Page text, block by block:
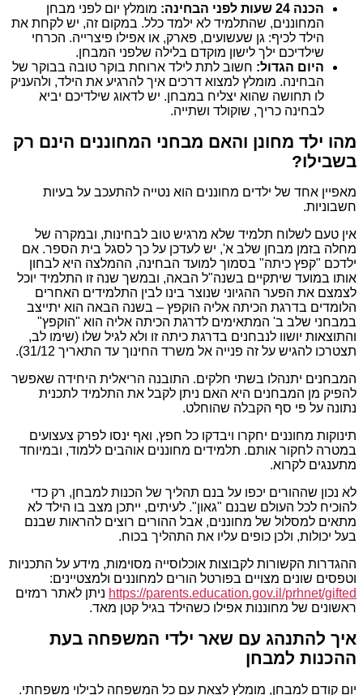
הכנה 24 שעות לפני הבחינה:
מומלץ יום לפני מבחן
המחוננים, שהתלמיד לא ילמד כלל. במקום זה, יש לקחת את
הילד לכיף: גן שעשועים, פארק, או אפילו פיצרייה. הכרחי
שילדיכם ילך לישון מוקדם בלילה שלפני המבחן.
היום הגדול: חשוב לתת לילד ארוחת בוקר טובה בבוקר של
הבחינה. מומלץ למצוא דרכים איך להרגיע את הילד, ולהעניק
לו תחושה שהוא יצליח במבחן. יש לדאוג שילדיכם יביא
לבחינה כריך, שוקולד ושתייה.
מהו ילד מחונן והאם מבחני המחוננים הינם רק
בשבילו?
מאפיין אחד של ילדים מחוננים הוא נטייה להתעכב על בעיות
חשבוניות.
אין טעם לשלוח תלמיד שלא מרגיש טוב לבחינות, ובמקרה של
מחלה בזמן מבחן שלב א', יש לעדכן על כך לסגל בית הספר. אם
ילדכם "קפץ כיתה" בסמוך למועד הבחינה, ההמלצה היא לבחון
אותו במועד שיתקיים בשנה"ל הבאה, ובמשך שנה זו התלמיד יוכל
לצמצם את הפער ההגיוני שנוצר בינו לבין התלמידים האחרים
הלומדים בדרגת הכיתה אליה הוקפץ – בשנה הבאה הוא יתייצב
במבחני שלב ב' המתאימים לדרגת הכיתה אליה הוא "הוקפץ"
והתוצאות יושוו לנבחנים בדרגת כיתה זו ולא לגיל שלו (שימו לב,
תצטרכו להגיש על זה פנייה אל משרד החינוך עד התאריך 31/12).
המבחנים יתנהלו בשתי חלקים. התובנה הריאלית היחידה שאפשר
להפיק מן המבחנים היא האם ניתן לקבל את התלמיד לתכנית
נתונה על פי סף הקבלה שהוחלט.
תינוקות מחוננים יחקרו ויבדקו כל חפץ, ואף ינסו לפרק צעצועים
במטרה לחקור אותם. תלמידים מחוננים אוהבים ללמוד, ובמיוחד
מתענגים לקרוא.
לא נכון שההורים יכפו על בנם תהליך של הכנות למבחן, רק כדי
להוכיח לכל העולם שבנם "גאון". לעיתים, ייתכן מצב בו הילד לא
מתאים למסלול של מחוננים, אבל ההורים רוצים להראות שבנם
בעל יכולות, ולכן כופים עליו את התהליך בכוח.
ההגדרות הקשורות לקבוצות אוכלוסייה מסוימות, מידע על התכניות
וטפסים שונים מצויים בפורטל הורים למחוננים ולמצטיינים:
https://parents.education.gov.il/prhnet/gifted ניתן לאתר רמזים
ראשונים של מחוננות אפילו כשהילד בגיל קטן מאד.
איך להתנהג עם שאר ילדי המשפחה בעת
ההכנות למבחן
יום קודם למבחן, מומלץ לצאת עם כל המשפחה לבילוי משפחתי.